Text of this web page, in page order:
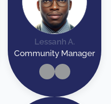
Lessanh A.
Community Manager